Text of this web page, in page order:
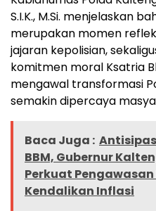
S.I.K., M.Si. menjelaskan
merupakan momen
jajaran kepolisian,
komitmen moral Ksatria
mengawal transformasi
semakin dipercaya
Baca Juga :
BBM, Gubernur
Perkuat
Kendalikan Inflasi